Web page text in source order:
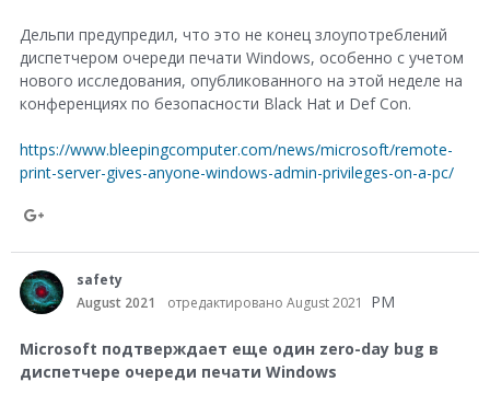
Дельпи предупредил, что это не конец злоупотреблений
диспетчером очереди печати Windows, особенно с учетом
нового исследования, опубликованного на этой неделе на
конференциях по безопасности Black Hat и Def Con.
https://www.bleepingcomputer.com/news/microsoft/remote-
print-server-gives-anyone-windows-admin-privileges-on-a-pc/
a
safety
August 2021
отредактировано August 2021 PM
Microsoft подтверждает еще один zero-day bug в
диспетчере очереди печати Windows